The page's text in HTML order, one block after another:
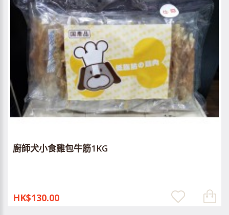
廚師犬小食雞包牛筋1KG
HK$130.00